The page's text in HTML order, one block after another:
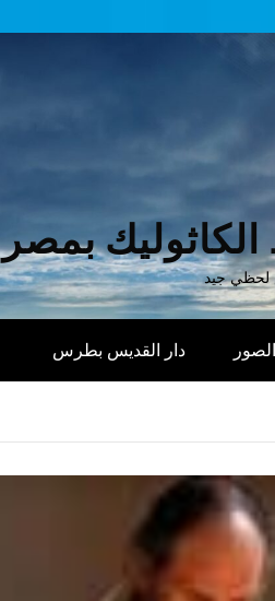
الكاثوليك بمصر
لحظي جيد
دار القديس بطرس